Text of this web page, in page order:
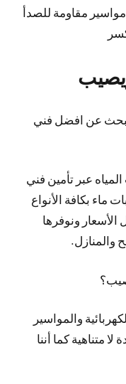
مقاومة للصدأ
عن افضل فني
عبر تأمين فني
بكافة الأنواع
الأسعار ونوفرها
والمنازل.
والمواسير
متناهية كما أننا